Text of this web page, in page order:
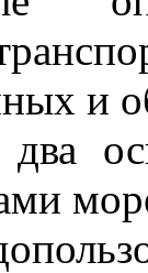
ных и
два
ь